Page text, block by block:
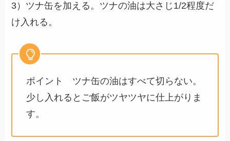
3）ツナ缶を加える。ツナの油は大さじ1/2程度だ
け入れる。
ポイント ツナ缶の油はすべて切らない。
少し入れるとご飯がツヤツヤに仕上がりま
す。